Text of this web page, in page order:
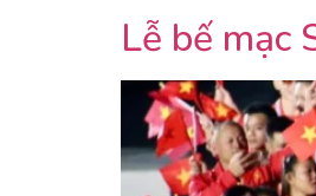
Lễ bế mạc